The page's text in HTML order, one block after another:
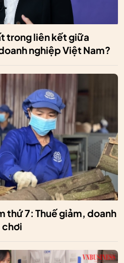
trong liên kết giữa
nghiệp Việt Nam?
thứ 7: Thuế giảm, doanh
chơi